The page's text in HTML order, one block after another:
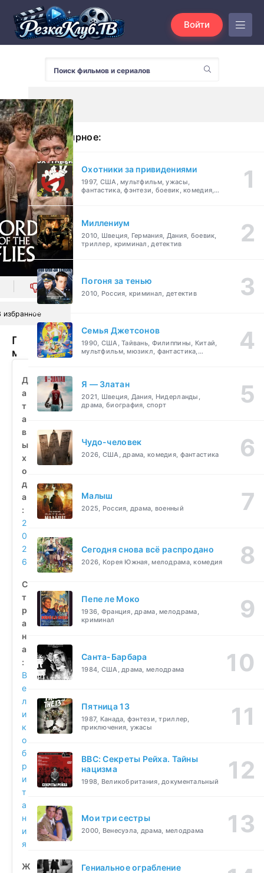
Войти
0
избранное
Повелитель
мух
смотреть
бесплатно
Д
а
т
а
в
ы
х
о
д
а
:
2
0
2
6
С
т
р
а
н
а
:
В
е
л
и
к
о
б
р
и
т
а
н
и
я
Ж
Популярное:
Охотники за привидениями
1997, США, мультфильм, ужасы,
фантастика, фэнтези, боевик, комедия,
Миллениум
2010, Швеция, Германия, Дания, боевик,
триллер, криминал, детектив
Погоня за тенью
2010, Россия, криминал, детектив
Семья Джетсонов
1990, США, Тайвань, Филиппины, Китай,
мультфильм, мюзикл, фантастика,
Я — Златан
2021, Швеция, Дания, Нидерланды,
драма, биография, спорт
Чудо-человек
2026, США, драма, комедия, фантастика
Малыш
2025, Россия, драма, военный
Сегодня снова всё распродано
2026, Корея Южная, мелодрама, комедия
Пепе ле Моко
1936, Франция, драма, мелодрама,
криминал
Санта-Барбара
1984, США, драма, мелодрама
Пятница 13
1987, Канада, фэнтези, триллер,
приключения, ужасы
BBC: Секреты Рейха. Тайны
нацизма
1998, Великобритания, документальный
Мои три сестры
2000, Венесуэла, драма, мелодрама
Гениальное ограбление